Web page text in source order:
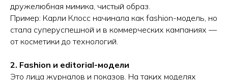
дружелюбная мимика, чистый образ.
Пример: Карли Клосс начинала как fashion-модель, но
стала суперуспешной и в коммерческих кампаниях —
от косметики до технологий.
2. Fashion и editorial-модели
Это лица журналов и показов. На таких моделях